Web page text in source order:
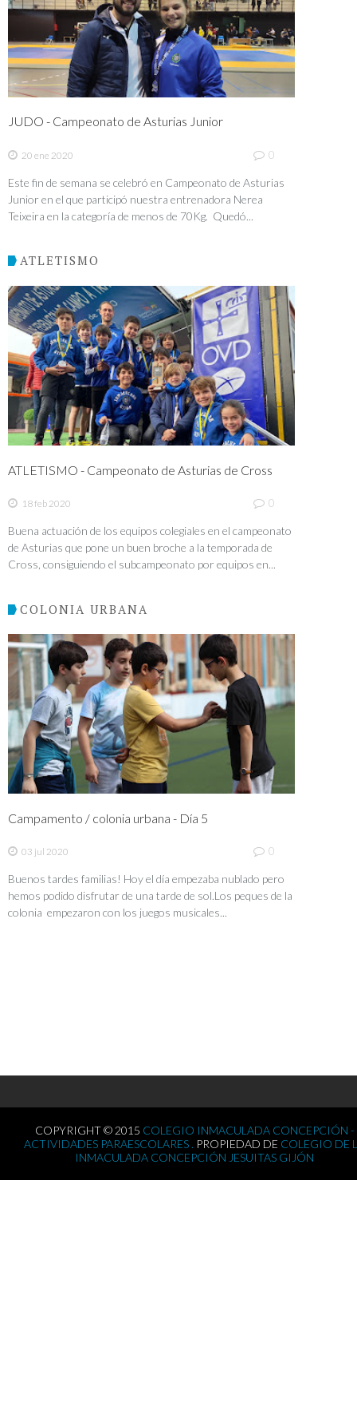
JUDO - Campeonato de Asturias Junior
20 ene 2020 0
Este fin de semana se celebró en Campeonato de Asturias
Junior en el que participó nuestra entrenadora Nerea
Teixeira en la categoría de menos de 70Kg. Quedó...
ATLETISMO
ATLETISMO - Campeonato de Asturias de Cross
18 feb 2020 0
Buena actuación de los equipos colegiales en el campeonato
de Asturias que pone un buen broche a la temporada de
Cross, consiguiendo el subcampeonato por equipos en...
COLONIA URBANA
Campamento / colonia urbana - Día 5
03 jul 2020 0
Buenos tardes familias! Hoy el día empezaba nublado pero
hemos podido disfrutar de una tarde de sol.Los peques de la
colonia empezaron con los juegos musicales...
COPYRIGHT © 2015 COLEGIO INMACULADA CONCEPCIÓN -
ACTIVIDADES PARAESCOLARES . PROPIEDAD DE COLEGIO DE
INMACULADA CONCEPCIÓN JESUITAS GIJÓN